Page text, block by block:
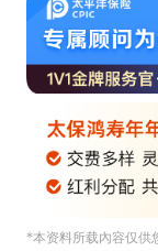
*本资料所载內容仅供